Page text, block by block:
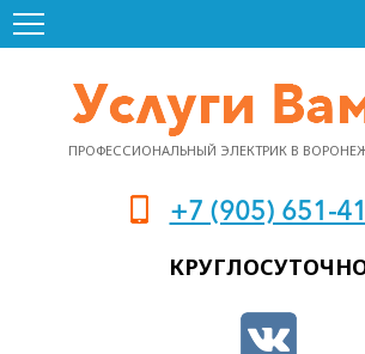
ПРОФЕССИОНАЛЬНЫЙ ЭЛЕКТРИК В
+7 (905) 651-